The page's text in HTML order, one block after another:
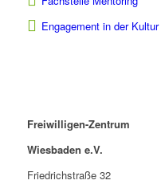
Engagement in der Kultur
Freiwilligen-Zentrum
Wiesbaden e.V.
Friedrichstraße 32